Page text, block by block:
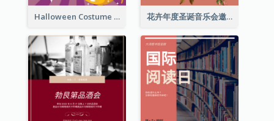
Halloween Costume Party Invitation 花卉年度圣诞音乐会邀请函